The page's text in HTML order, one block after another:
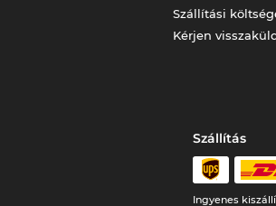
Szállítási
Kérjen
Szállítás
Ingyenes